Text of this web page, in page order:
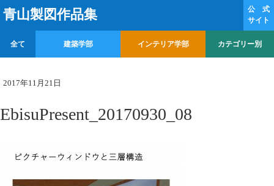
青山製図作品集
公 式
サイト
全て 建築学部 インテリア学部 カテゴリー別
2017年11月21日
EbisuPresent_20170930_08